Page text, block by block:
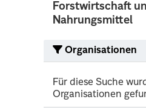
Forstwirtschaft
Nahrungsmittel
Organisationen
Für diese Suche
Organisationen